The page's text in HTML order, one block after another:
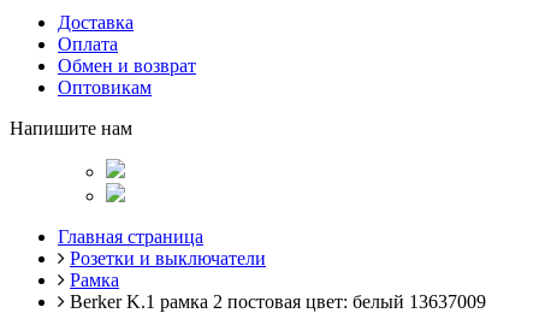
Доставка
Оплата
Обмен и возврат
Оптовикам
Напишите нам
Главная страница
Розетки и выключатели
Рамка
Berker K.1 рамка 2 постовая цвет: белый 13637009